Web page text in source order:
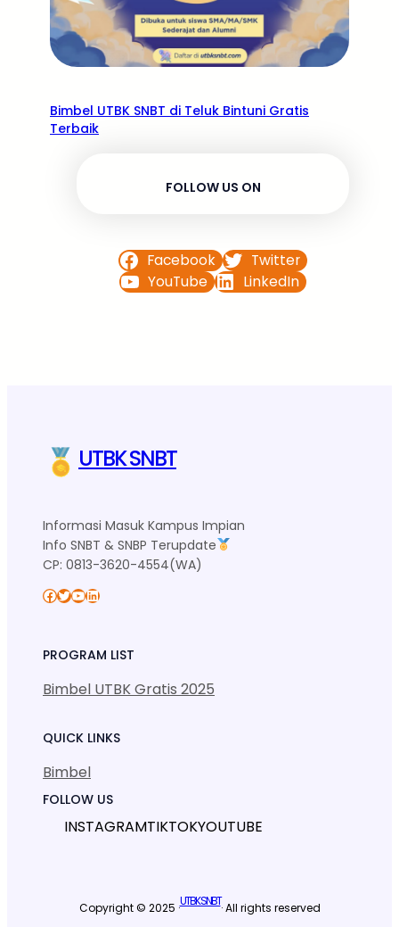
Bimbel UTBK SNBT di Teluk Bintuni Gratis
Terbaik
FOLLOW US ON
Facebook
Twitter
YouTube
LinkedIn
UTBK SNBT
Informasi Masuk Kampus Impian
Info SNBT & SNBP Terupdate
CP: 0813-3620-4554(WA)
Facebook Twitter YouTube LinkedIn
PROGRAM LIST
Bimbel UTBK Gratis 2025
QUICK LINKS
Bimbel
FOLLOW US
INSTAGRAMTIKTOKYOUTUBE
Copyright © 2025 ·UTBK SNBT· All rights reserved